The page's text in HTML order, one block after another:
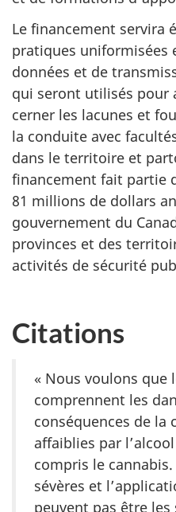
Le financement servira
pratiques uniformisées
données et de
qui seront utilisés pour
cerner les lacunes et
la conduite avec
dans le territoire et
financement fait partie
81 millions de dollars
gouvernement du
provinces et des
activités de sécurité
Citations
« Nous voulons que
comprennent les
conséquences de la
affaiblies par
compris le
sévères et
peuvent pas être